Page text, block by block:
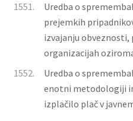
1551.
Uredba o
prejemkih
izvajanju
organizacijah
1552.
Uredba o
enotni metodologiji
izplačilo plač v